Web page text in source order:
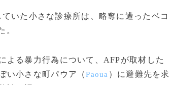
いた小さな診療所は、略奪に遭ったベコ
。
る暴力行為について、AFPが取材した
い小さな町パウア（Paoua ）に避難先を求